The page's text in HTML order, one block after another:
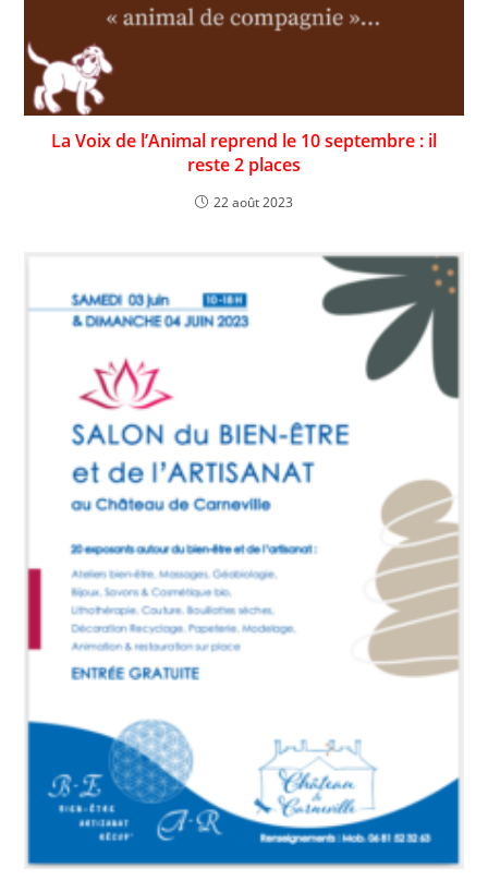
La Voix de l’Animal reprend le 10 septembre : il
reste 2 places
22 août 2023